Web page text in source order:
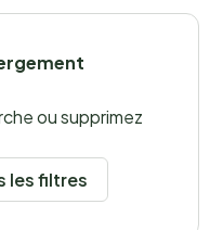
ou supprimez
les filtres